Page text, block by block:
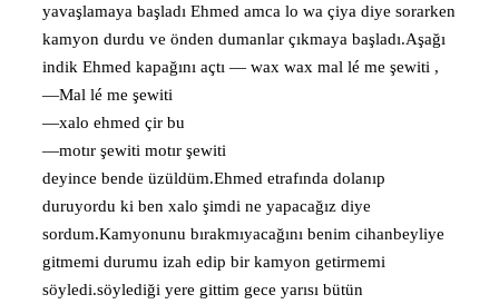
yavaşlamaya başladı Ehmed amca lo wa çiya diye sorarken
kamyon durdu ve önden dumanlar çıkmaya başladı.Aşağı
indik Ehmed kapağını açtı — wax wax mal lé me şewiti ,
—Mal lé me şewiti
—xalo ehmed çir bu
—motır şewiti motır şewiti
deyince bende üzüldüm.Ehmed etrafında dolanıp
duruyordu ki ben xalo şimdi ne yapacağız diye
sordum.Kamyonunu bırakmıyacağını benim cihanbeyliye
gitmemi durumu izah edip bir kamyon getirmemi
söyledi.söylediği yere gittim gece yarısı bütün